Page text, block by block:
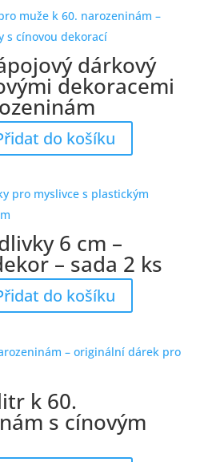
dárkový
dekoracemi
do košíku
6 cm –
– sada 2 ks
do košíku
k 60.
s cínovým